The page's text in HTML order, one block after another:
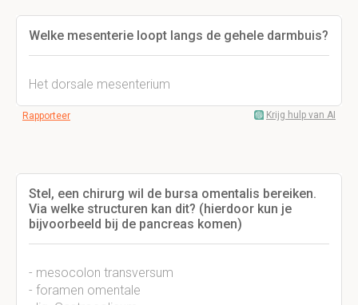
Welke mesenterie loopt langs de gehele darmbuis?
Het dorsale mesenterium
Rapporteer Krijg hulp van AI
Stel, een chirurg wil de bursa omentalis bereiken.
Via welke structuren kan dit? (hierdoor kun je
bijvoorbeeld bij de pancreas komen)
- mesocolon transversum
- foramen omentale